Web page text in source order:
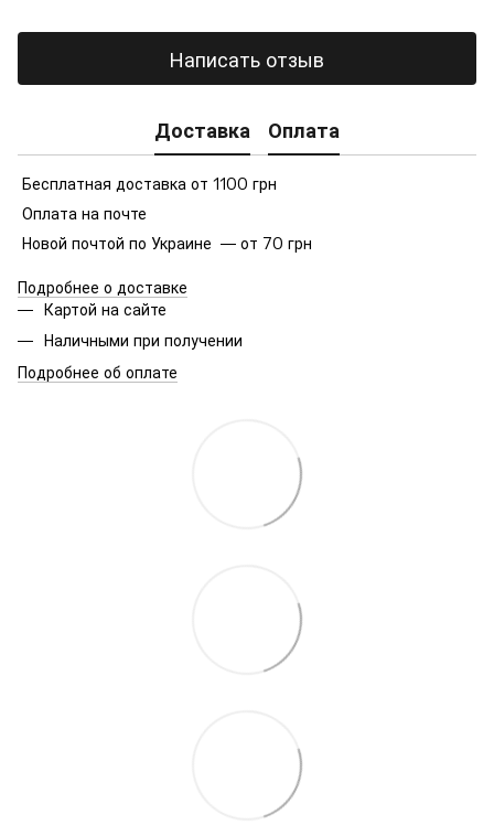
Написать отзыв
Доставка Оплата
Бесплатная доставка от 1100 грн
Оплата на почте
Новой почтой по Украине — от 70 грн
Подробнее о доставке
Картой на сайте
Наличными при получении
Подробнее об оплате